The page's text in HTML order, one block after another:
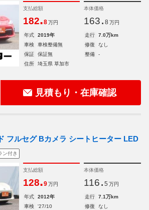
支払総額
182.8 万円
本体価格
163. 8 万円
年式 2019年 走行
7.0万km
車検
車検整備無 修復
なし
保証
保証無 整備
-
住所
埼玉県 草加市
見積もり・在庫確認
フルセグ Bカメラ シートヒーター LED
ン付き
支払総額
128.9 万円
本体価格
116. 5 万円
年式 2012年 走行
7.1万km
車検
'27/10 修復 なし